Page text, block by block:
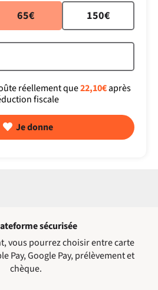
65€ 150€
réellement que22,10€après
fiscale
Je donne
sécurisée
vous pourrez choisir entre carte
Pay, Google Pay, prélèvement et
chèque.